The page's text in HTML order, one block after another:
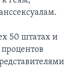
50 штатах и